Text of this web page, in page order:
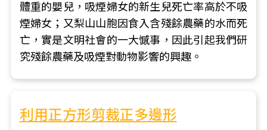
體重的嬰兒，吸煙婦女的新生兒死亡率高於不吸
煙婦女；又梨山山胞因食入含殘餘農藥的水而死
亡，實是文明社會的一大憾事，因此引起我們研
究殘餘農藥及吸煙對動物影響的興趣。
利用正方形剪裁正多邊形